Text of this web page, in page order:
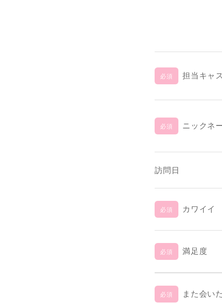
必須 担当キャ
必須 ニックネ
訪問日
必須 カワイイ
必須 満足度
必須 また会い